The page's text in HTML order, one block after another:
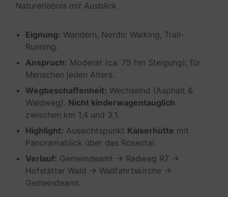
Naturerlebnis mit Ausblick
Eignung: Wandern, Nordic Walking, Trail-
Running.
Anspruch: Moderat (ca. 75 hm Steigung); für
Menschen jeden Alters.
Wegbeschaffenheit: Wechselnd (Asphalt &
Waldweg). Nicht kinderwagentauglich
zwischen km 1,4 und 3,1.
Highlight: Aussichtspunkt Kaiserhütte mit
Panoramablick über das Rosental.
Verlauf: Gemeindeamt → Radweg R7 →
Hofstätter Wald → Wallfahrtskirche →
Gemeindeamt.